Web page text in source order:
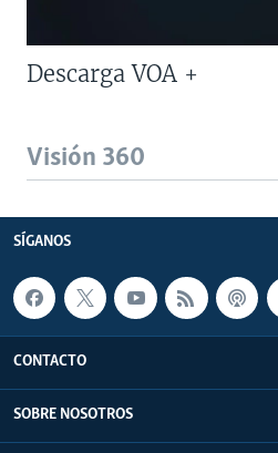
Descarga VOA +
Visión 360
SÍGANOS
CONTACTO
SOBRE NOSOTROS